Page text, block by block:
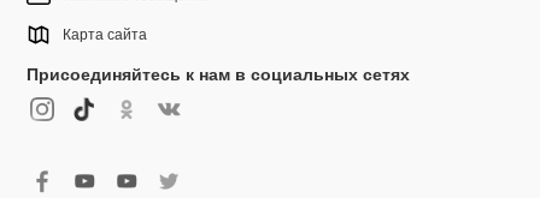
Карта сайта
Присоединяйтесь к нам в социальных сетях